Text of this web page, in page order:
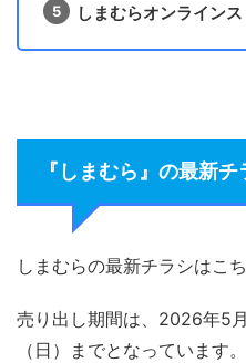
しまむらオンライン
『しまむら』の最新
しまむらの最新チラシはこち
売り出し期間は、2026年5
（日）までとなっています。